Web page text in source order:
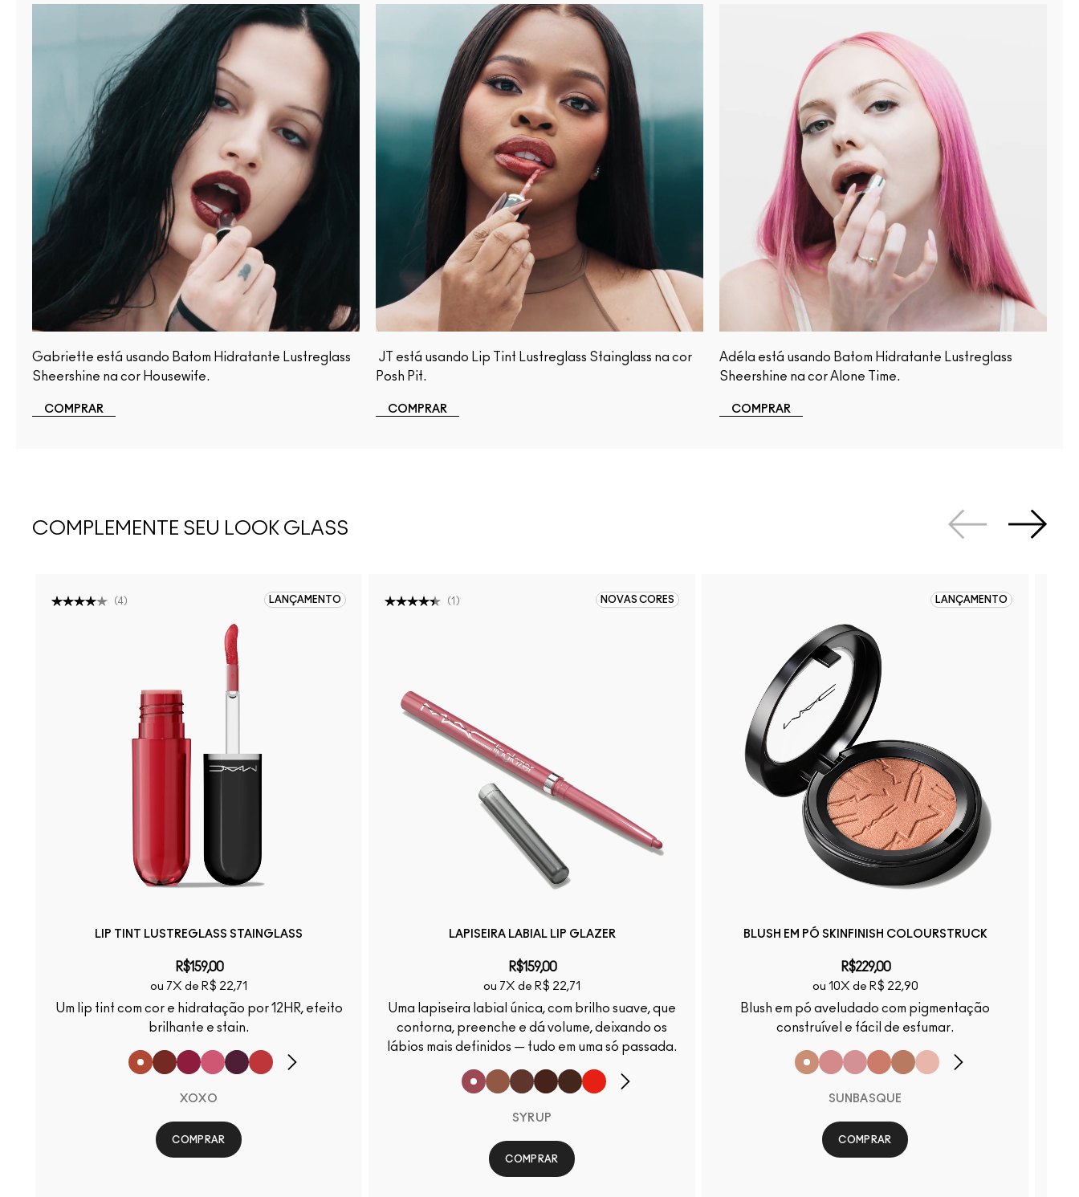
Gabriette está usando Batom Hidratante Lustreglass
Sheershine na cor Housewife.
COMPRAR
JT está usando Lip Tint Lustreglass Stainglass na cor
Posh Pit.
COMPRAR
Adéla está usando Batom Hidratante Lustreglass
Sheershine na cor Alone Time.
COMPRAR
COMPLEMENTE SEU LOOK GLASS
LANÇAMENTO
(4)
LIP TINT LUSTREGLASS STAINGLASS
R$159,00
ou 7X de R$ 22,71
Um lip tint com cor e hidratação por 12HR, efeito
brilhante e stain.
XOXO
COMPRAR
NOVAS CORES
(1 )
LAPISEIRA LABIAL LIP GLAZER
R$159,00
ou 7X de R$ 22,71
Uma lapiseira labial única, com brilho suave, que
contorna, preenche e dá volume, deixando os
lábios mais definidos — tudo em uma só passada.
SYRUP
COMPRAR
LANÇAMENTO
BLUSH EM PÓ SKINFINISH COLOURSTRUCK
R$229,00
ou 10X de R$ 22,90
Blush em pó aveludado com pigmentação
construível e fácil de esfumar.
SUNBASQUE
COMPRAR